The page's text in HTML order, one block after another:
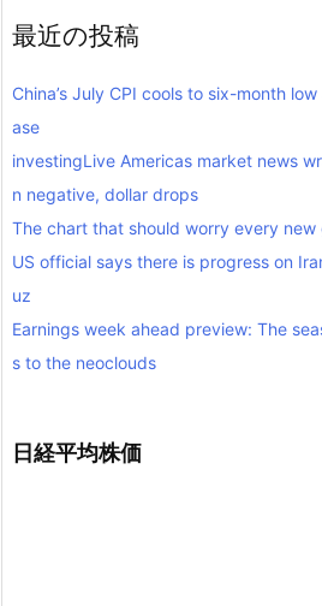
最近の投稿
China’s July CPI cools to six-month
ase
investingLive Americas market news
n negative, dollar drops
The chart that should worry every new
US official says there is progress on
uz
Earnings week ahead preview: The
s to the neoclouds
日経平均株価